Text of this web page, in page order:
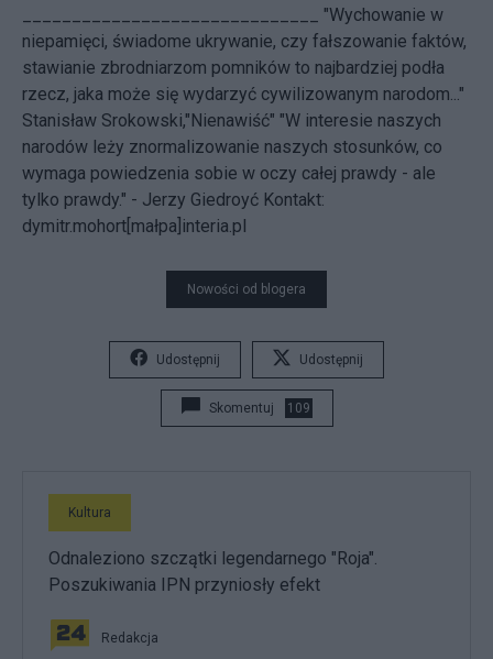
______________________________ "Wychowanie w
niepamięci, świadome ukrywanie, czy fałszowanie faktów,
stawianie zbrodniarzom pomników to najbardziej podła
rzecz, jaka może się wydarzyć cywilizowanym narodom..."
Stanisław Srokowski,"Nienawiść" "W interesie naszych
narodów leży znormalizowanie naszych stosunków, co
wymaga powiedzenia sobie w oczy całej prawdy - ale
tylko prawdy." - Jerzy Giedroyć Kontakt:
dymitr.mohort[małpa]interia.pl
Nowości od blogera
Udostępnij Udostępnij
Skomentuj 109
Kultura
Odnaleziono szczątki legendarnego "Roja".
Poszukiwania IPN przyniosły efekt
Redakcja